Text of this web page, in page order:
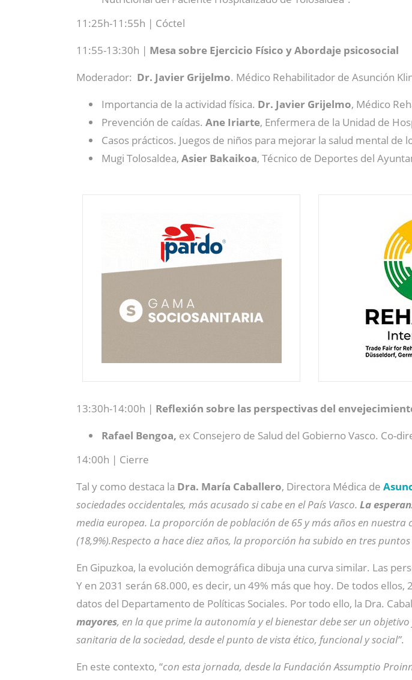
11:25h-11:55h | Cóctel
11:55-13:30h | Mesa sobre Ejercicio Físico y Abordaje psicosocial
Moderador: Dr. Javier Grijelmo. Médico Rehabilitador de Asunción
Importancia de la actividad física. Dr. Javier Grijelmo, Médico
Prevención de caídas. Ane Iriarte, Enfermera de la Unidad de
Casos prácticos. Juegos de niños para mejorar la salud mental de
Mugi Tolosaldea, Asier Bakaikoa, Técnico de Deportes del
13:30h-14:00h | Reflexión sobre las perspectivas del
Rafael Bengoa, ex Consejero de Salud del Gobierno Vasco. Co-
14:00h | Cierre
Tal y como destaca la Dra. María Caballero, Directora Médica de
sociedades occidentales, más acusado si cabe en el País Vasco. La
media europea. La proporción de población de 65 y más años en nuestra
(18,9%).Respecto a hace diez años, la proporción ha subido en tres
En Gipuzkoa, la evolución demográfica dibuja una curva similar. Las
Y en 2031 serán 68.000, es decir, un 49% más que hoy. De todos
datos del Departamento de Políticas Sociales. Por todo ello, la Dra.
mayores, en la que prime la autonomía y el bienestar debe ser un
sanitaria de la sociedad, desde el punto de vista ético, funcional y social”.
En este contexto, “con esta jornada, desde la Fundación Assumptio